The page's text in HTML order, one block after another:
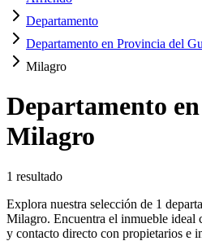
Departamento
Departamento en Provincia del
Milagro
Departamento
Milagro
1 resultado
Explora nuestra selección de 1
Milagro. Encuentra el inmueble ideal
y contacto directo con propietarios e